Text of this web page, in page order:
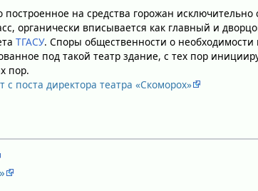
построенное на средства горожан
органически вписывается как главный и
ТГАСУ. Споры общественности о необходимости
под такой театр здание, с тех пор
пор.
поста директора театра «Скоморох»